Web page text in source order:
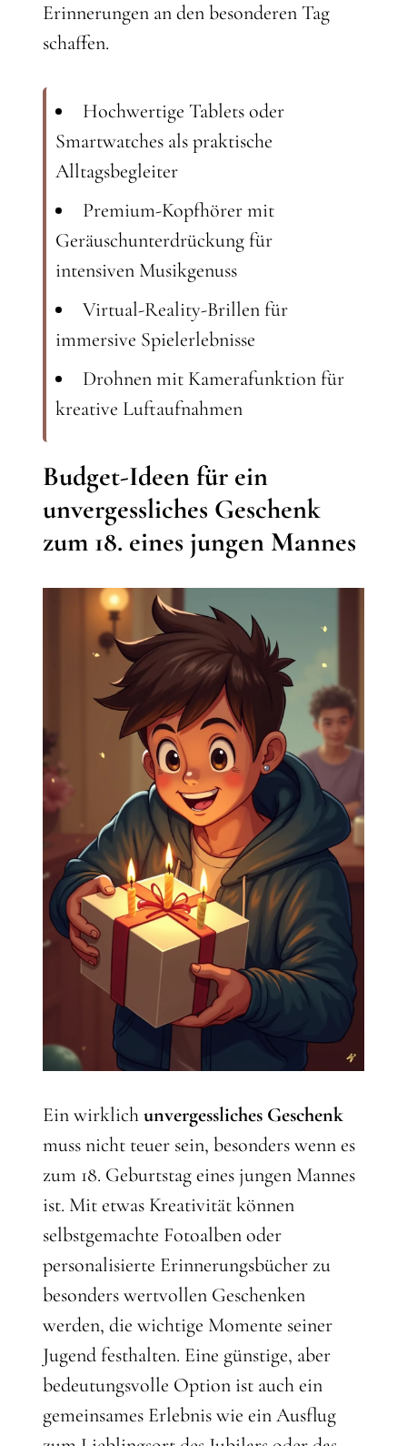
Erinnerungen an den besonderen Tag
schaffen.
Hochwertige Tablets oder
Smartwatches als praktische
Alltagsbegleiter
Premium-Kopfhörer mit
Geräuschunterdrückung für
intensiven Musikgenuss
Virtual-Reality-Brillen für
immersive Spielerlebnisse
Drohnen mit Kamerafunktion für
kreative Luftaufnahmen
Budget-Ideen für ein
unvergessliches Geschenk
zum 18. eines jungen Mannes
Ein wirklichunvergessliches Geschenk
muss nicht teuer sein, besonders wenn es
zum 18. Geburtstag eines jungen Mannes
ist. Mit etwas Kreativität können
selbstgemachte Fotoalben oder
personalisierte Erinnerungsbücher zu
besonders wertvollen Geschenken
werden, die wichtige Momente seiner
Jugend festhalten. Eine günstige, aber
bedeutungsvolle Option ist auch ein
gemeinsames Erlebnis wie ein Ausflug